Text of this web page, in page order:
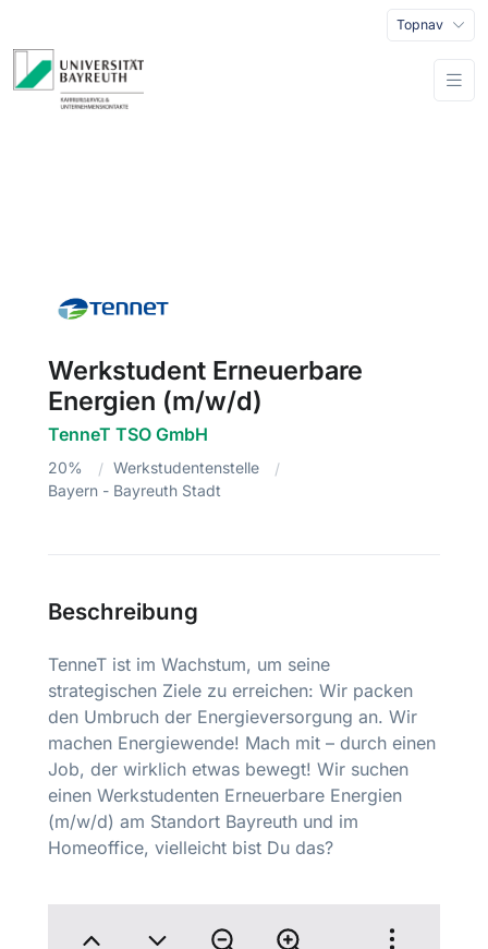
Topnav
Werkstudent Erneuerbare
Energien (m/w/d)
TenneT TSO GmbH
20%
Werkstudentenstelle
Bayern - Bayreuth Stadt
Beschreibung
TenneT ist im Wachstum, um seine
strategischen Ziele zu erreichen: Wir packen
den Umbruch der Energieversorgung an. Wir
machen Energiewende! Mach mit – durch einen
Job, der wirklich etwas bewegt! Wir suchen
einen Werkstudenten Erneuerbare Energien
(m/w/d) am Standort Bayreuth und im
Homeoffice, vielleicht bist Du das?